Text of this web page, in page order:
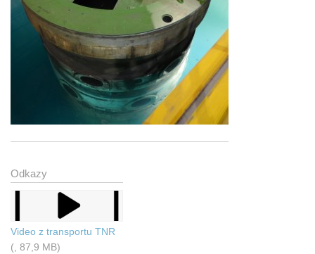
Odkazy
Video z transportu TNR
(, 87,9 MB)